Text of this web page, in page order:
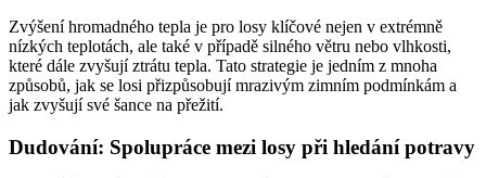
Zvýšení hromadného tepla je pro losy klíčové nejen v extrémně
nízkých teplotách, ale také v případě silného větru nebo vlhkosti,
které dále zvyšují ztrátu tepla. Tato strategie je jedním z mnoha
způsobů, jak se losi přizpůsobují mrazivým zimním podmínkám a
jak zvyšují své šance na přežití.
Dudování: Spolupráce mezi losy při hledání potravy